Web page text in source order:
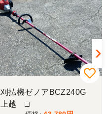
刈払機ゼノアBCZ240G
上越 □